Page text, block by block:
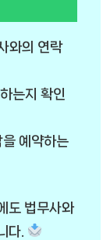
와의 연락
는지 확인
예약하는
도 법무사와
다.